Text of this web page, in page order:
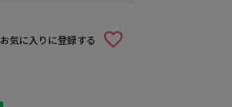
お気に入りに登録する